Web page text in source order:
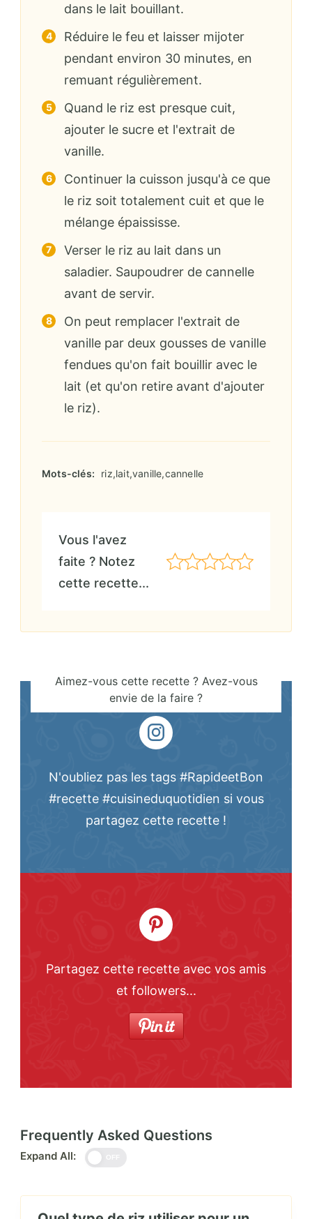
dans le lait bouillant.
Réduire le feu et laisser mijoter
pendant environ 30 minutes, en
remuant régulièrement.
Quand le riz est presque cuit,
ajouter le sucre et l'extrait de
vanille.
Continuer la cuisson jusqu'à ce que
le riz soit totalement cuit et que le
mélange épaississe.
Verser le riz au lait dans un
saladier. Saupoudrer de cannelle
avant de servir.
On peut remplacer l'extrait de
vanille par deux gousses de vanille
fendues qu'on fait bouillir avec le
lait (et qu'on retire avant d'ajouter
le riz).
Mots-clés: riz,lait,vanille,cannelle
Vous l'avez
faite ? Notez
cette recette...
Aimez-vous cette recette ? Avez-vous
envie de la faire ?
N'oubliez pas les tags #RapideetBon
#recette #cuisineduquotidien si vous
partagez cette recette !
Partagez cette recette avec vos amis
et followers...
Frequently Asked Questions
Expand All: